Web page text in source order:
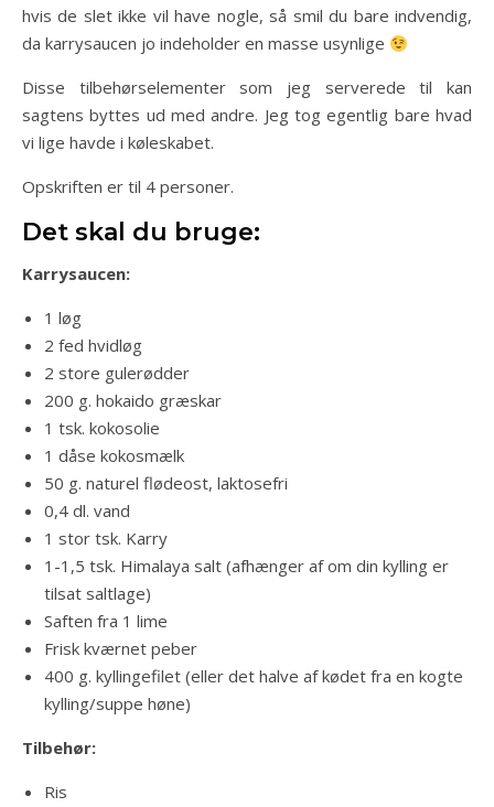
hvis de slet ikke vil have nogle, så smil du bare indvendig,
da karrysaucen jo indeholder en masse usynlige
Disse tilbehørselementer som jeg serverede til kan
sagtens byttes ud med andre. Jeg tog egentlig bare hvad
vi lige havde i køleskabet.
Opskriften er til 4 personer.
Det skal du bruge:
Karrysaucen:
1 løg
2 fed hvidløg
2 store gulerødder
200 g. hokaido græskar
1 tsk. kokosolie
1 dåse kokosmælk
50 g. naturel flødeost, laktosefri
0,4 dl. vand
1 stor tsk. Karry
1-1,5 tsk. Himalaya salt (afhænger af om din kylling er
tilsat saltlage)
Saften fra 1 lime
Frisk kværnet peber
400 g. kyllingefilet (eller det halve af kødet fra en kogte
kylling/suppe høne)
Tilbehør:
Ris